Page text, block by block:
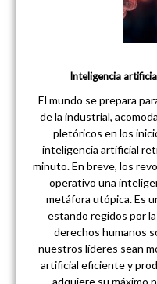
Inteligencia
El mundo se prepara
de la industrial,
pletóricos en los
inteligencia artificial
minuto. En breve, los
operativo una
metáfora utópica. Es
estando regidos por
derechos humanos
nuestros líderes sean
artificial eficiente y
adquiere su máximo